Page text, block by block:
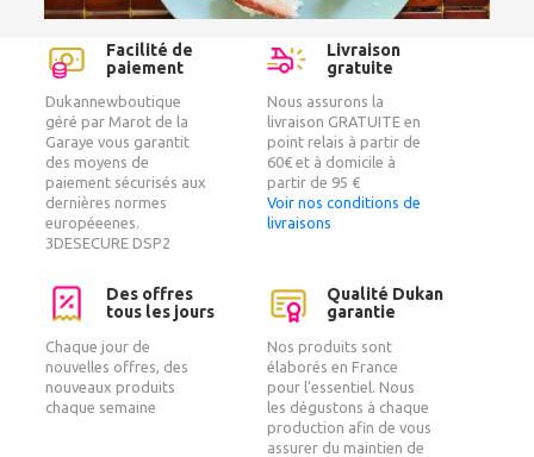
Facilité de
paiement
Dukannewboutique
géré par Marot de la
Garaye vous garantit
des moyens de
paiement sécurisés aux
dernières normes
européeenes.
3DESECURE DSP2
Livraison
gratuite
Nous assurons la
livraison GRATUITE en
point relais à partir de
60€ et à domicile à
partir de 95 €
Voir nos conditions de
livraisons
Des offres
tous les jours
Chaque jour de
nouvelles offres, des
nouveaux produits
chaque semaine
Qualité Dukan
garantie
Nos produits sont
élaborés en France
pour l'essentiel. Nous
les dégustons à chaque
production afin de vous
assurer du maintien de